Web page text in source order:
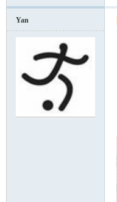
Yan